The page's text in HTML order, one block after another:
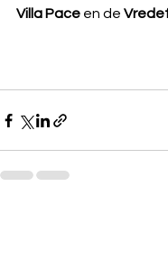
Villa Pace en de